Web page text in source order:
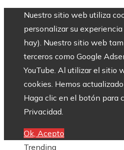
Nuestro sitio web utiliza
personalizar su
hay). Nuestro sitio web
terceros como Google
YouTube. Al utilizar el sitio
cookies. Hemos
Haga clic en el botón para
Privacidad.
Ok, Acepto
Trending